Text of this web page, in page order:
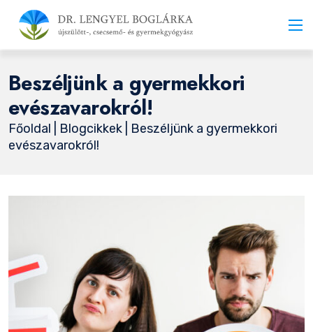
Beszéljünk a gyermekkori
evészavarokról!
Főoldal Blogcikkek
| Beszéljünk a gyermekkori
evészavarokról!